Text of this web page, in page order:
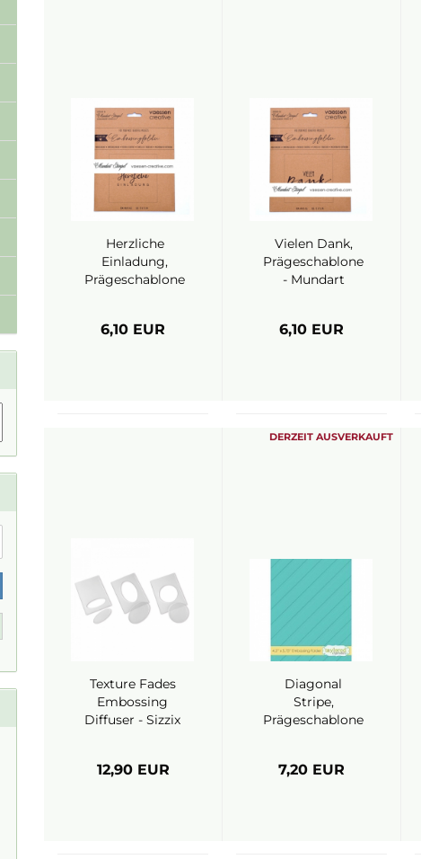
Herzliche
Einladung,
Prägeschablone
6,10 EUR
Vielen Dank,
Prägeschablone
- Mundart
6,10 EUR
Texture Fades
Embossing
Diffuser - Sizzix
12,90 EUR
DERZEIT AUSVERKAUFT
Diagonal
Stripe,
Prägeschablone
7,20 EUR